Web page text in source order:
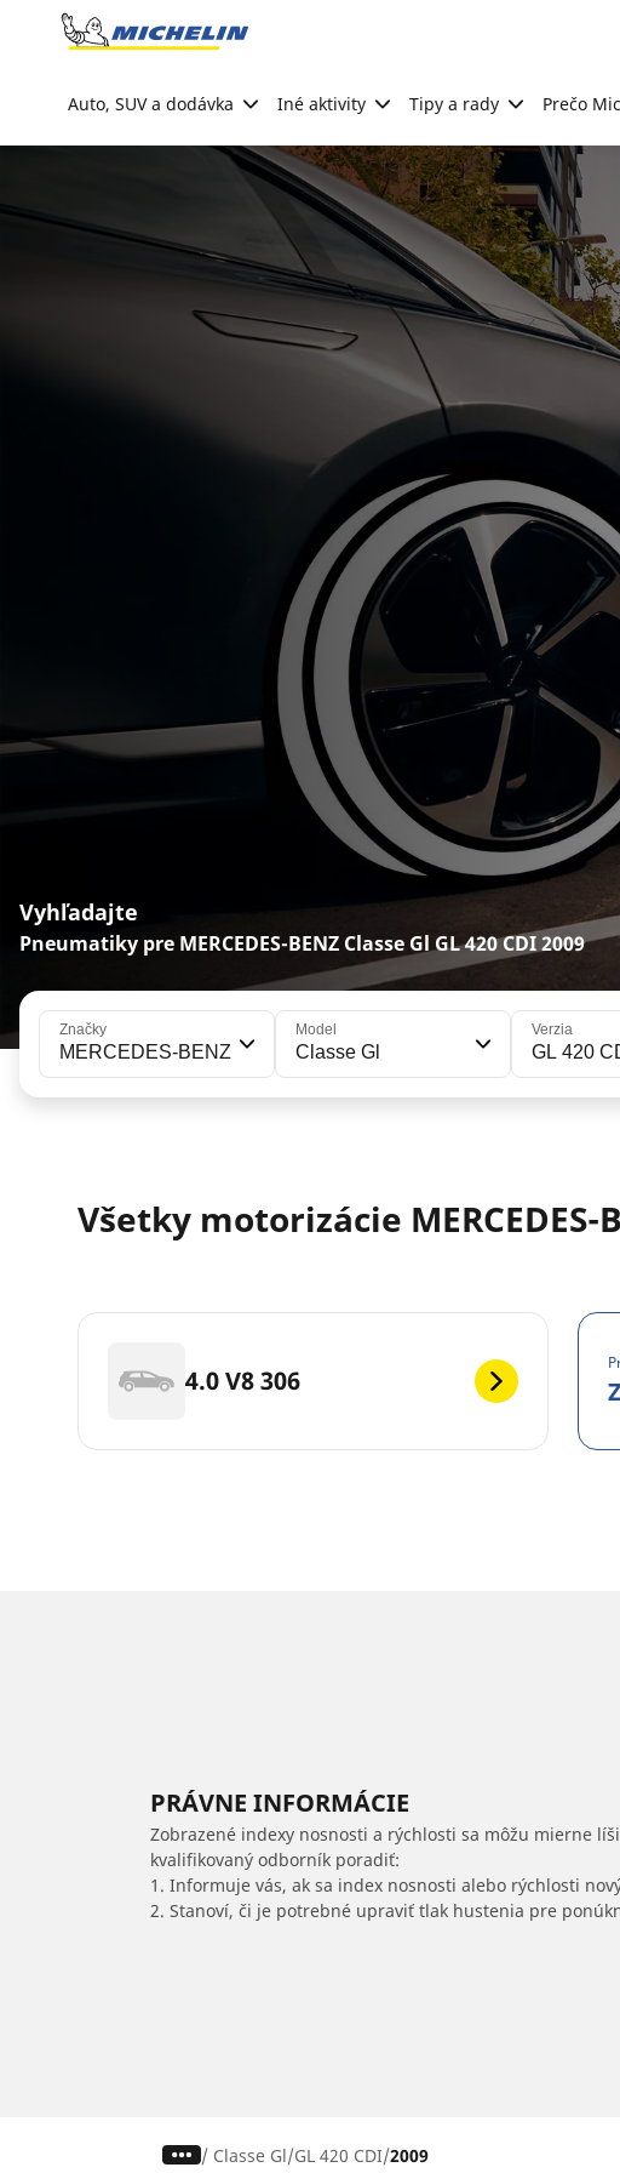
Go to page content
Auto, SUV a dodávka Iné aktivity Tipy a rady Prečo
Vyhľadajte
Pneumatiky pre MERCEDES-BENZ Classe Gl GL 420 CDI 2009
Značky
MERCEDES-BENZ
Model
Classe Gl
Verzia
GL 420
Všetky motorizácie MERCEDES-
4.0 V8 306
PRÁVNE INFORMÁCIE
Zobrazené indexy nosnosti a rýchlosti sa môžu mierne
kvalifikovaný odborník poradiť:
1. Informuje vás, ak sa index nosnosti alebo rýchlosti
2. Stanoví, či je potrebné upraviť tlak hustenia pre
/ Classe Gl GL 420 CDI 2009